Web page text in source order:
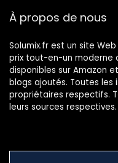
briser,200mm
Largeur 5mm
À propos de nous
Solumix.fr est un site
prix tout-en-un moderne
disponibles sur Amazon
blogs ajoutés. Toutes
propriétaires respectifs.
leurs sources respectives.